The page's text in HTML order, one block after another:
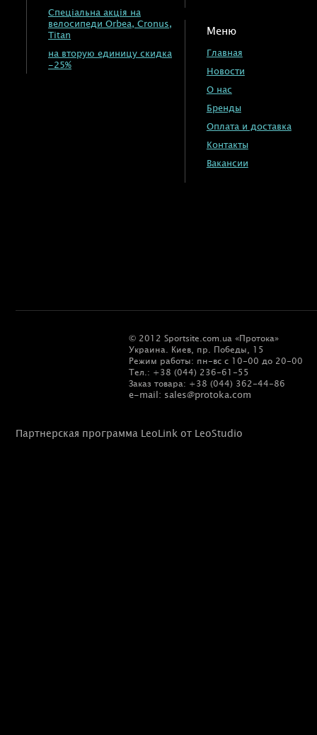
Спеціальна акція на
велосипеди Orbea, Cronus,
Titan
на вторую единицу скидка
-25%
Меню
Главная
Новости
О нас
Бренды
Оплата и доставка
Контакты
Вакансии
© 2012 Sportsite.com.ua «Протока»
Украина. Киев, пр. Победы, 15
Режим работы: пн-вс с 10-00 до 20-00
Тел.: +38 (044) 236-61-55
Заказ товара: +38 (044) 362-44-86
e-mail: sales@protoka.com
Партнерская программа LeoLink от LeoStudio